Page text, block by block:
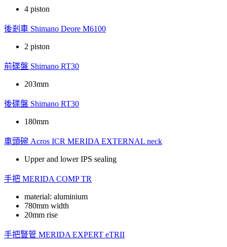
4 piston
後剎車 Shimano Deore M6100
2 piston
前碟盤 Shimano RT30
203mm
後碟盤 Shimano RT30
180mm
車頭碗 Acros ICR MERIDA EXTERNAL neck
Upper and lower IPS sealing
手把 MERIDA COMP TR
material: aluminium
780mm width
20mm rise
手把豎管 MERIDA EXPERT eTRII